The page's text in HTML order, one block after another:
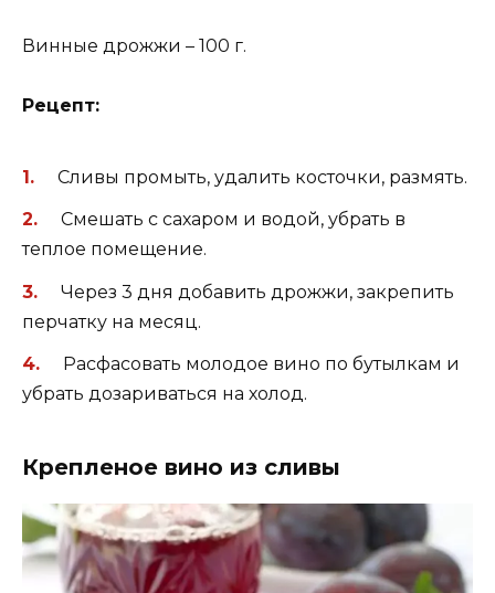
Винные дрожжи – 100 г.
Рецепт:
Сливы промыть, удалить косточки, размять.
Смешать с сахаром и водой, убрать в
теплое помещение.
Через 3 дня добавить дрожжи, закрепить
перчатку на месяц.
Расфасовать молодое вино по бутылкам и
убрать дозариваться на холод.
Крепленое вино из сливы